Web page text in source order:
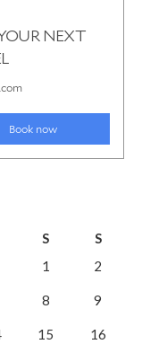
S
S
1
2
8 9
15 16